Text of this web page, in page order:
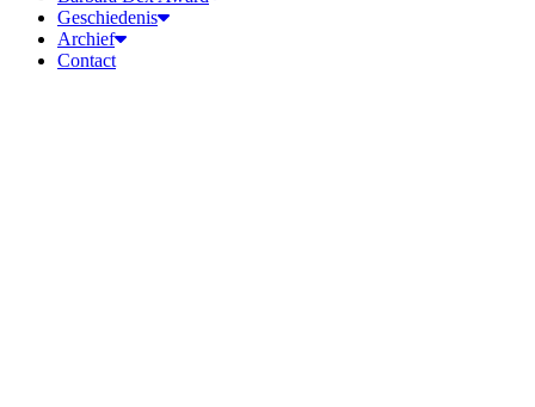
Geschiedenis
Archief
Contact